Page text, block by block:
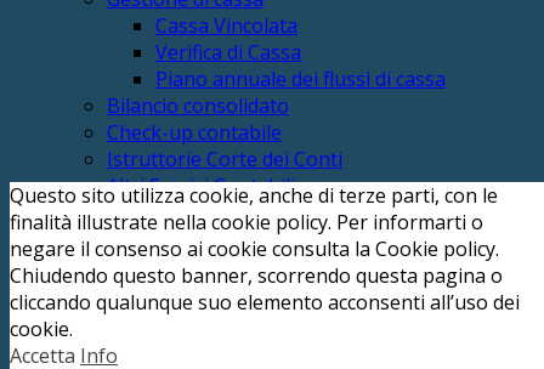
Cassa Vincolata
Verifica di Cassa
Piano annuale dei flussi di cassa
Bilancio consolidato
Check-up contabile
Istruttorie Corte dei Conti
Altri Servizi Contabili
Questionari dei Revisori
Questionari fabbisogni standard (SOSE)
Gestione PCC
Revisione GAP
Regolamento di contabilità
Fiscale
Questo sito utilizza cookie, anche di terze parti, con le
finalità illustrate nella cookie policy. Per informarti o
negare il consenso ai cookie consulta la Cookie policy.
Chiudendo questo banner, scorrendo questa pagina o
cliccando qualunque suo elemento acconsenti all’uso dei
cookie.
Accetta Info